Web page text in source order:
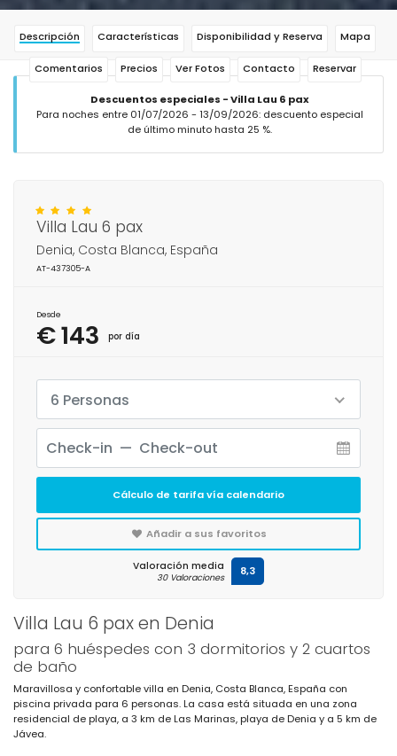
Descripción Características Disponibilidad y Reserva Mapa
Comentarios Precios Ver Fotos Contacto Reservar
Descuentos especiales - Villa Lau 6 pax
Para noches entre 01/07/2026 - 13/09/2026: descuento especial
de último minuto hasta 25 %.
Villa Lau 6 pax en Denia
para 6 huéspedes con 3 dormitorios y 2 cuartos
de baño
Maravillosa y confortable villa en Denia, Costa Blanca, España con
piscina privada para 6 personas. La casa está situada en una zona
residencial de playa, a 3 km de Las Marinas, playa de Denia y a 5 km de
Jávea.
Villa Lau 6 pax
Denia, Costa Blanca, España
AT-437305-A
Desde
€ 143 por día
6 Personas
Cálculo de tarifa vía calendario
Añadir a sus favoritos
Valoración media
30 Valoraciones 8,3